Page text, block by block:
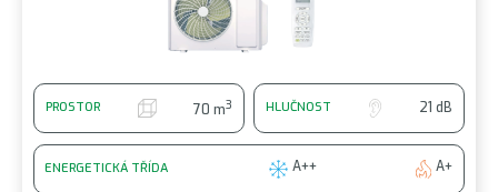
PROSTOR 70 m3 HLUČNOST 21 dB
ENERGETICKÁ TŘÍDA A++ A+